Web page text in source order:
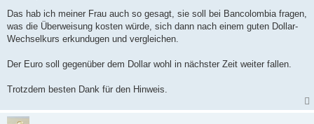
i
r
a
Das hab ich meiner Frau auch so gesagt, sie soll bei Bancolombia fragen,
was die Überweisung kosten würde, sich dann nach einem guten Dollar-
Wechselkurs erkundugen und vergleichen.
Der Euro soll gegenüber dem Dollar wohl in nächster Zeit weiter fallen.
Trotzdem besten Dank für den Hinweis.